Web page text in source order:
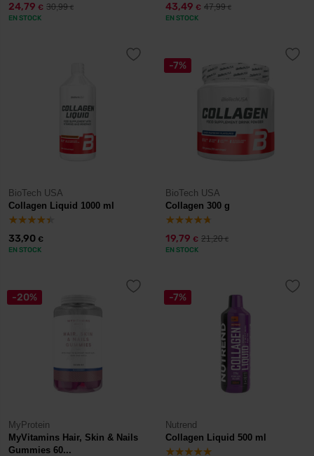
24,79 € 30,99€
EN STOCK
43,49 € 47,99€
EN STOCK
BioTech USA
Collagen Liquid 1000 ml
33,90 €
EN STOCK
-7%
BioTech USA
Collagen 300 g
19,79 € 21,20€
EN STOCK
-20%
MyProtein
MyVitamins Hair, Skin & Nails
Gummies 60...
-7%
Nutrend
Collagen Liquid 500 ml